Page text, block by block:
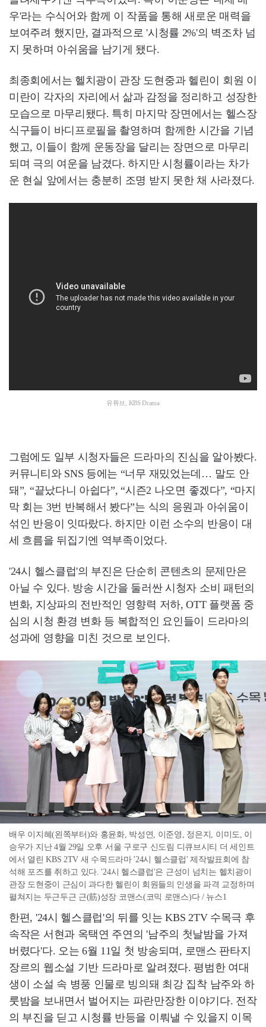
우'라는 수식어와 함께 이 작품을 통해 새로운 매력을
보여주려 했지만, 결과적으로 '시청률 2%'의 벽조차 넘
지 못하며 아쉬움을 남기게 됐다.
최종회에서는 헬치광이 관장 도현중과 헬린이 회원 이
미란이 각자의 자리에서 삶과 감정을 정리하고 성장한
모습으로 마무리됐다. 특히 마지막 장면에서는 헬스장
식구들이 바디프로필을 촬영하며 함께한 시간을 기념
했고, 이들이 함께 운동장을 달리는 장면으로 마무리
되며 극의 여운을 남겼다. 하지만 시청률이라는 차가
운 현실 앞에서는 충분히 조명 받지 못한 채 사라졌다.
유튜브, KBS Drama
그럼에도 일부 시청자들은 드라마의 진심을 알아봤다.
커뮤니티와 SNS 등에는 “너무 재밌었는데… 말도 안
돼”, “끝났다니 아쉽다”, “시즌2 나오면 좋겠다”, “마지
막 회는 3번 반복해서 봤다”는 식의 응원과 아쉬움이
섞인 반응이 잇따랐다. 하지만 이런 소수의 반응이 대
세 흐름을 뒤집기엔 역부족이었다.
'24시 헬스클럽'의 부진은 단순히 콘텐츠의 문제만은
아닐 수 있다. 방송 시간을 둘러싼 시청자 소비 패턴의
변화, 지상파의 전반적인 영향력 저하, OTT 플랫폼 중
심의 시청 환경 변화 등 복합적인 요인들이 드라마의
성과에 영향을 미친 것으로 보인다.
배우 이지혜(왼쪽부터)와 홍윤화, 박성연, 이준영, 정은지, 이미도, 이
승우가 지난 4월 29일 오후 서울 구로구 신도림 디큐브시티 더 세인트
에서 열린 KBS 2TV 새 수목드라마 '24시 헬스클럽' 제작발표회에 참
석해 포즈를 취하고 있다. '24시 헬스클럽'은 근성이 넘치는 헬치광이
관장 도현중이 근심이 과다한 헬린이 회원들의 인생을 파격 교정하며
펼쳐지는 두근두근 근(筋)성장 코맨스(코믹 로맨스)다 / 뉴스1
한편, '24시 헬스클럽'의 뒤를 잇는 KBS 2TV 수목극 후
속작은 서현과 옥택연 주연의 '남주의 첫날밤을 가져
버렸다'다. 오는 6월 11일 첫 방송되며, 로맨스 판타지
장르의 웹소설 기반 드라마로 알려졌다. 평범한 여대
생이 소설 속 병풍 인물로 빙의돼 최강 집착 남주와 하
룻밤을 보내면서 벌어지는 파란만장한 이야기다. 전작
의 부진을 딛고 시청률 반등을 이뤄낼 수 있을지 이목